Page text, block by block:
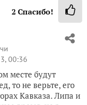
2 Спасибо!
00:36
месте будут
то не верьте, его
Кавказа. Липа и